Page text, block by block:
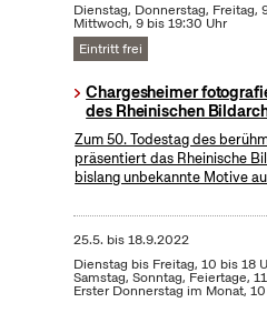
Dienstag, Donnerstag, Freitag,
Mittwoch, 9 bis 19:30 Uhr
Eintritt frei
Chargesheimer
des Rheinischen
Zum 50. Todestag des
präsentiert das Rheinische
bislang unbekannte Motive
25.5. bis18.9.2022
Dienstag bis Freitag, 10 bis 18
Samstag, Sonntag, Feiertage,
Erster Donnerstag im Monat,